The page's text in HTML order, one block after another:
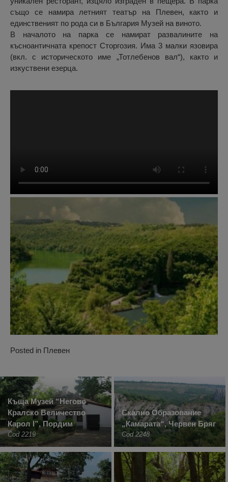
също се намира летният театър на Плевен, както и
единственият по рода си в България Музей на виното.
В началото на парка се намират развалините на
късноантичната крепост Сторгозия. Има 3 малки язовира
(вкл. с историческото име „Тотлебенов вал“), както и
изкуствени езерца.
Posted in Плевен
Къща Музей “Негово
Кралско Величество
Карол I”, Пордим
Cod 2219
Скално Образование
„Камарата“, Червен Бряг
Cod 2248